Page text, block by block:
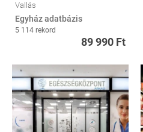
Vallás
Egyház adatbázis
5 114 rekord
89 990 Ft